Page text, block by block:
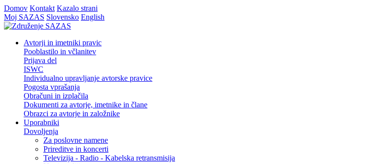
Domov Kontakt Kazalo strani
Moj SAZAS Slovensko English
Avtorji in imetniki pravic
Pooblastilo in včlanitev
Prijava del
ISWC
Individualno upravljanje avtorske pravice
Pogosta vprašanja
Obračuni in izplačila
Dokumenti za avtorje, imetnike in člane
Obrazci za avtorje in založnike
Uporabniki
Dovoljenja
Za poslovne namene
Prireditve in koncerti
Televizija - Radio - Kabelska retransmisija